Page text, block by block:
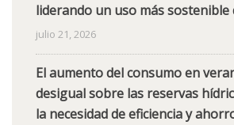
liderando un uso más sostenible
julio 21, 2026
El aumento del consumo en
desigual sobre las reservas
la necesidad de eficiencia y